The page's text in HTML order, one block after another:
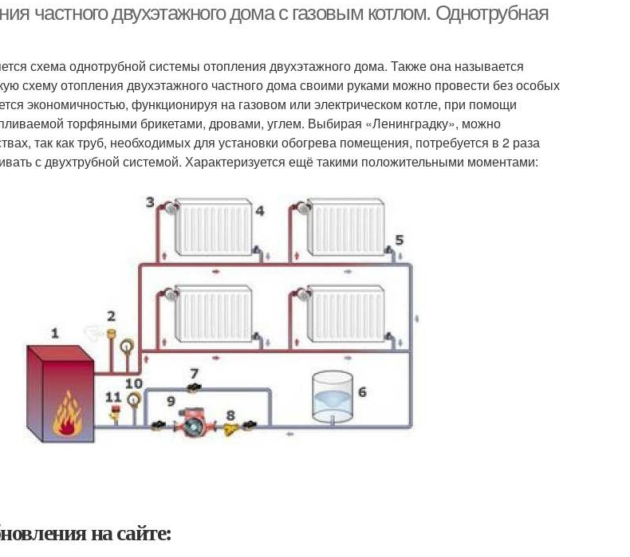
частного двухэтажного дома с газовым котлом. Однотрубная
схема однотрубной системы отопления двухэтажного дома. Также она называется
схему отопления двухэтажного частного дома своими руками можно провести без особых
экономичностью, функционируя на газовом или электрическом котле, при помощи
торфяными брикетами, дровами, углем. Выбирая «Ленинградку», можно
так как труб, необходимых для установки обогрева помещения, потребуется в 2 раза
с двухтрубной системой. Характеризуется ещё такими положительными моментами:
на сайте: